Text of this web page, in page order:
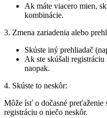
Ak máte viacero mien,
kombinácie.
3. Zmena zariadenia alebo
Skúste iný prehliadač
Ak ste skúšali
naopak.
4. Skúste to neskôr:
Môže ísť o dočasné preťaženie
registráciu o niečo neskôr.